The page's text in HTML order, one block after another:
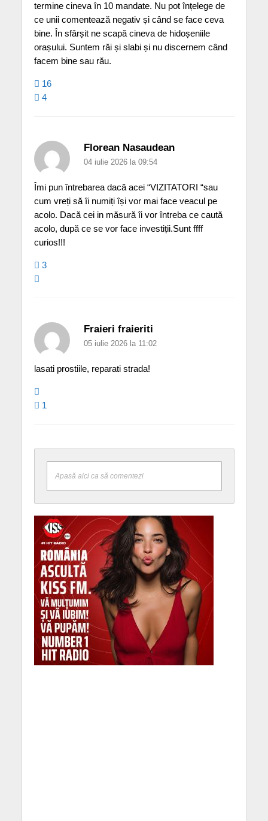
termine cineva în 10 mandate. Nu pot înțelege de
ce unii comentează negativ și când se face ceva
bine. În sfârșit ne scapă cineva de hidoșeniile
orașului. Suntem răi și slabi și nu discernem când
facem bine sau rău.
16
4
Florean Nasaudean
04 iulie 2026 la 09:54
Îmi pun întrebarea dacă acei “VIZITATORI “sau
cum vreți să îi numiți își vor mai face veacul pe
acolo. Dacă cei in măsură îi vor întreba ce caută
acolo, după ce se vor face investiții.Sunt ffff
curios!!!
3
Fraieri fraieriti
05 iulie 2026 la 11:02
lasati prostiile, reparati strada!
1
Apasă aici ca să comentezi